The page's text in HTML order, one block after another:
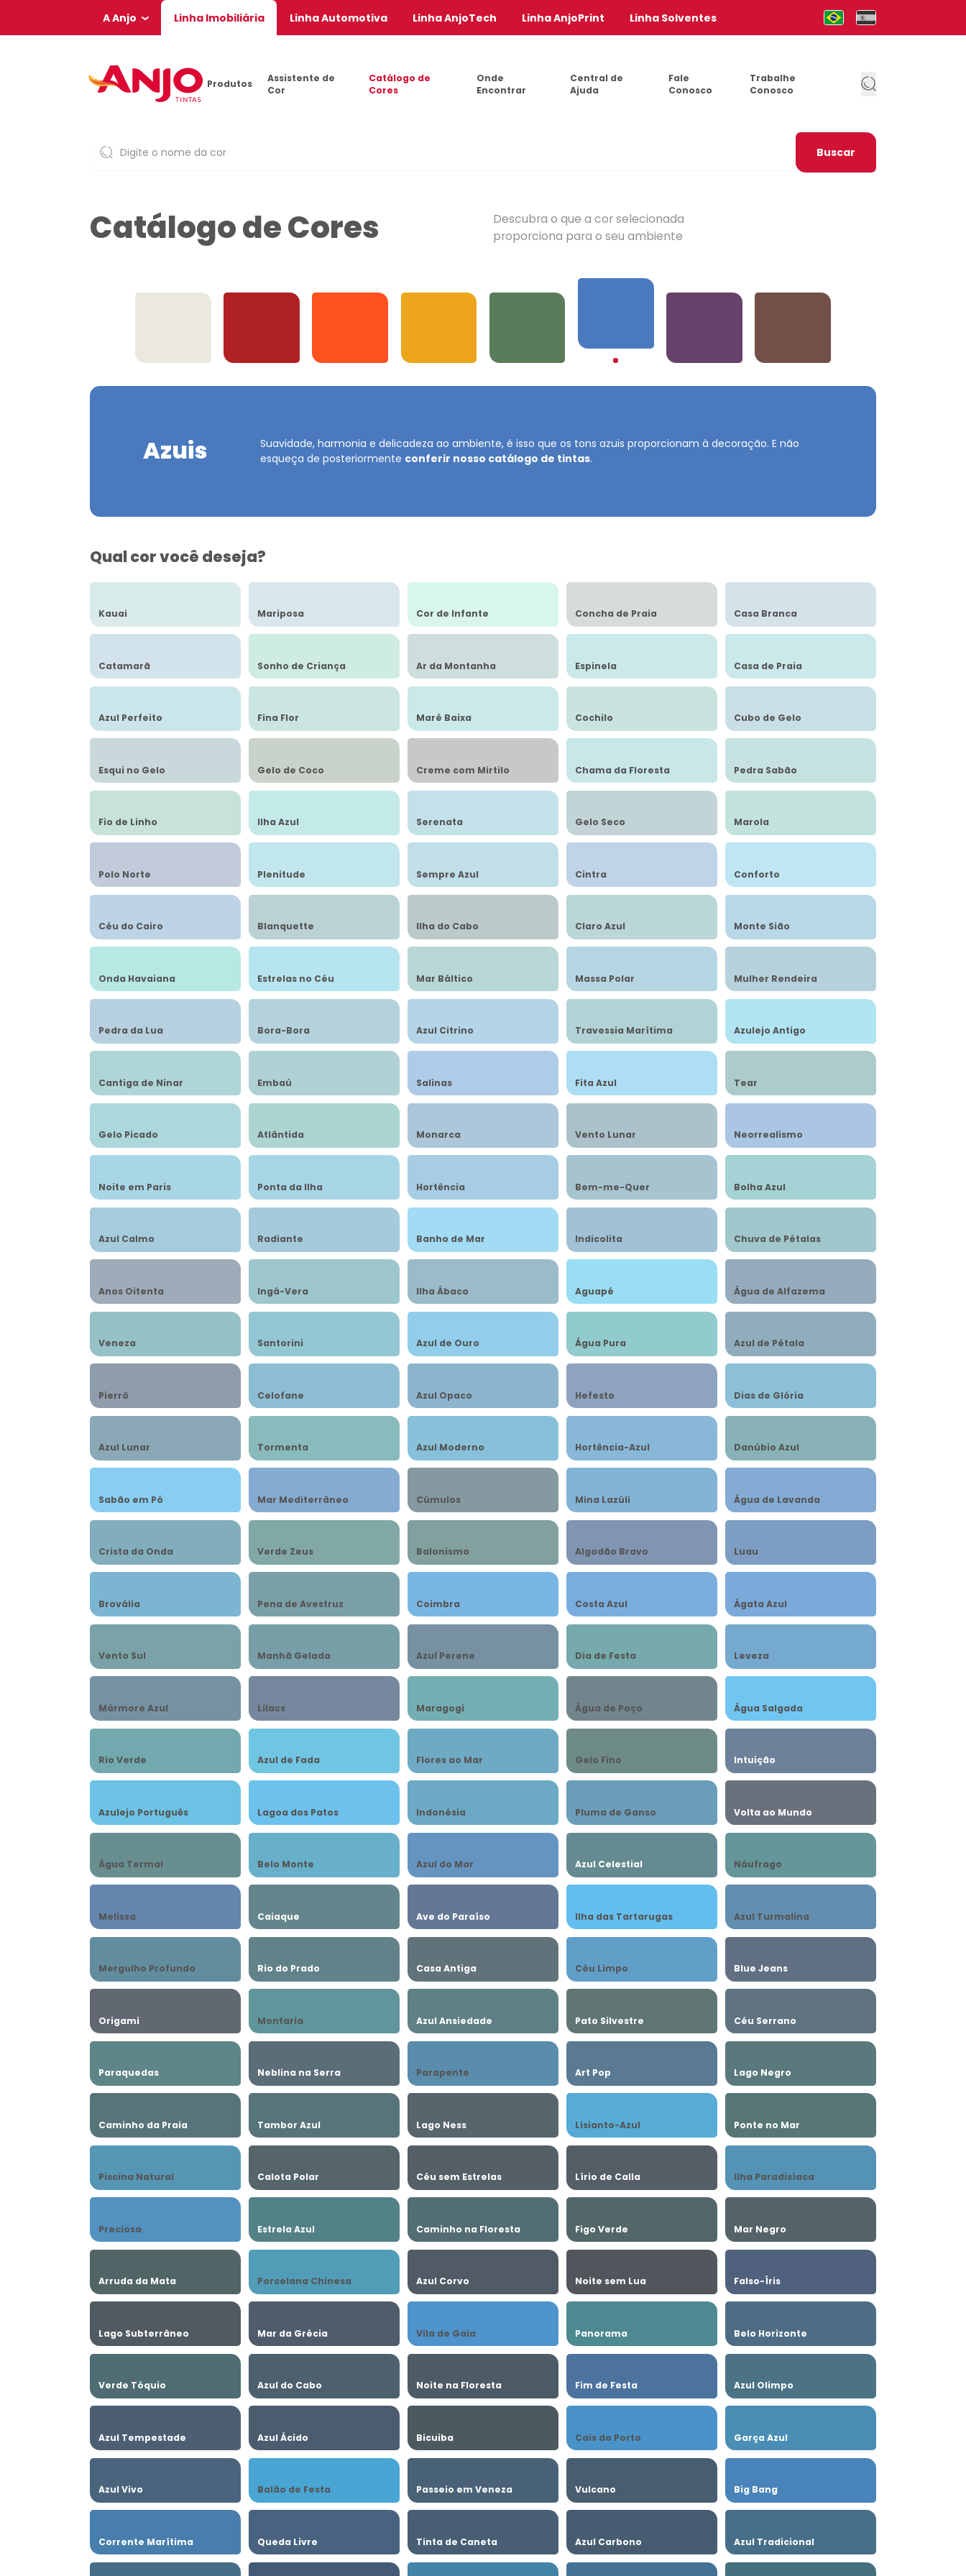
A Anjo Linha Imobiliária Linha Automotiva Linha AnjoTech Linha AnjoPrint
Linha Solventes
Produtos
Assistente de
Cor
Catálogo de
Cores
Onde
Encontrar
Central de
Ajuda
Fale
Conosco
Trabalhe
Conosco
Buscar
Catálogo de Cores
Descubra o que a cor selecionada
proporciona para o seu ambiente
Vermelhos Laranjas Amarelos Verdes
Azuis
Violetas
Neutros e Marrons
Azuis Suavidade, harmonia e delicadeza ao ambiente, é isso que os tons azuis proporcionam à decoração. E não
esqueça de posteriormente conferir nosso catálogo de tintas.
Qual cor você deseja?
Kauai Mariposa Cor de Infante Concha de Praia Casa Branca
Catamarã Sonho de Criança Ar da Montanha Espinela Casa de Praia
Azul Perfeito Fina Flor Maré Baixa Cochilo Cubo de Gelo
Esqui no Gelo Gelo de Coco Creme com Mirtilo Chama da Floresta Pedra Sabão
Fio de Linho Ilha Azul Serenata Gelo Seco Marola
Polo Norte Plenitude Sempre Azul Cintra Conforto
Céu do Cairo Blanquette Ilha do Cabo Claro Azul Monte Sião
Onda Havaiana Estrelas no Céu Mar Báltico Massa Polar Mulher Rendeira
Pedra da Lua Bora-Bora Azul Citrino Travessia Marítima Azulejo Antigo
Cantiga de Ninar Embaú Salinas Fita Azul Tear
Gelo Picado Atlântida Monarca Vento Lunar Neorrealismo
Noite em Paris Ponta da Ilha Hortência Bem-me-Quer Bolha Azul
Azul Calmo Radiante Banho de Mar Indicolita Chuva de Pétalas
Anos Oitenta Ingá-Vera Ilha Ábaco Aguapé Água de Alfazema
Veneza Santorini Azul de Ouro Água Pura Azul de Pétala
Pierrô Celofane Azul Opaco Hefesto Dias de Glória
Azul Lunar Tormenta Azul Moderno Hortência-Azul Danúbio Azul
Sabão em Pó Mar Mediterrâneo Cúmulos Mina Lazúli Água de Lavanda
Crista da Onda Verde Zeus Balonismo Algodão Bravo Luau
Brovália Pena de Avestruz Coimbra Costa Azul Ágata Azul
Vento Sul Manhã Gelada Azul Perene Dia de Festa Leveza
Mármore Azul Lilacs Maragogi Água de Poço Água Salgada
Rio Verde Azul de Fada Flores ao Mar Gelo Fino Intuição
Azulejo Português Lagoa dos Patos Indonésia Pluma de Ganso Volta ao Mundo
Água Termal Belo Monte Azul do Mar Azul Celestial Náufrago
Melissa Caiaque Ave do Paraíso Ilha das Tartarugas Azul Turmalina
Mergulho Profundo Rio do Prado Casa Antiga Céu Limpo Blue Jeans
Origami Montaria Azul Ansiedade Pato Silvestre Céu Serrano
Paraquedas Neblina na Serra Parapente Art Pop Lago Negro
Caminho da Praia Tambor Azul Lago Ness Lisianto-Azul Ponte no Mar
Piscina Natural Calota Polar Céu sem Estrelas Lírio de Calla Ilha Paradisíaca
Preciosa Estrela Azul Caminho na Floresta Figo Verde Mar Negro
Arruda da Mata Porcelana Chinesa Azul Corvo Noite sem Lua Falso-Íris
Lago Subterrâneo Mar da Grécia Vila de Gaia Panorama Belo Horizonte
Verde Tóquio Azul do Cabo Noite na Floresta Fim de Festa Azul Olimpo
Azul Tempestade Azul Ácido Bicuiba Cais do Porto Garça Azul
Azul Vivo Balão de Festa Passeio em Veneza Vulcano Big Bang
Corrente Marítima Queda Livre Tinta de Caneta Azul Carbono Azul Tradicional